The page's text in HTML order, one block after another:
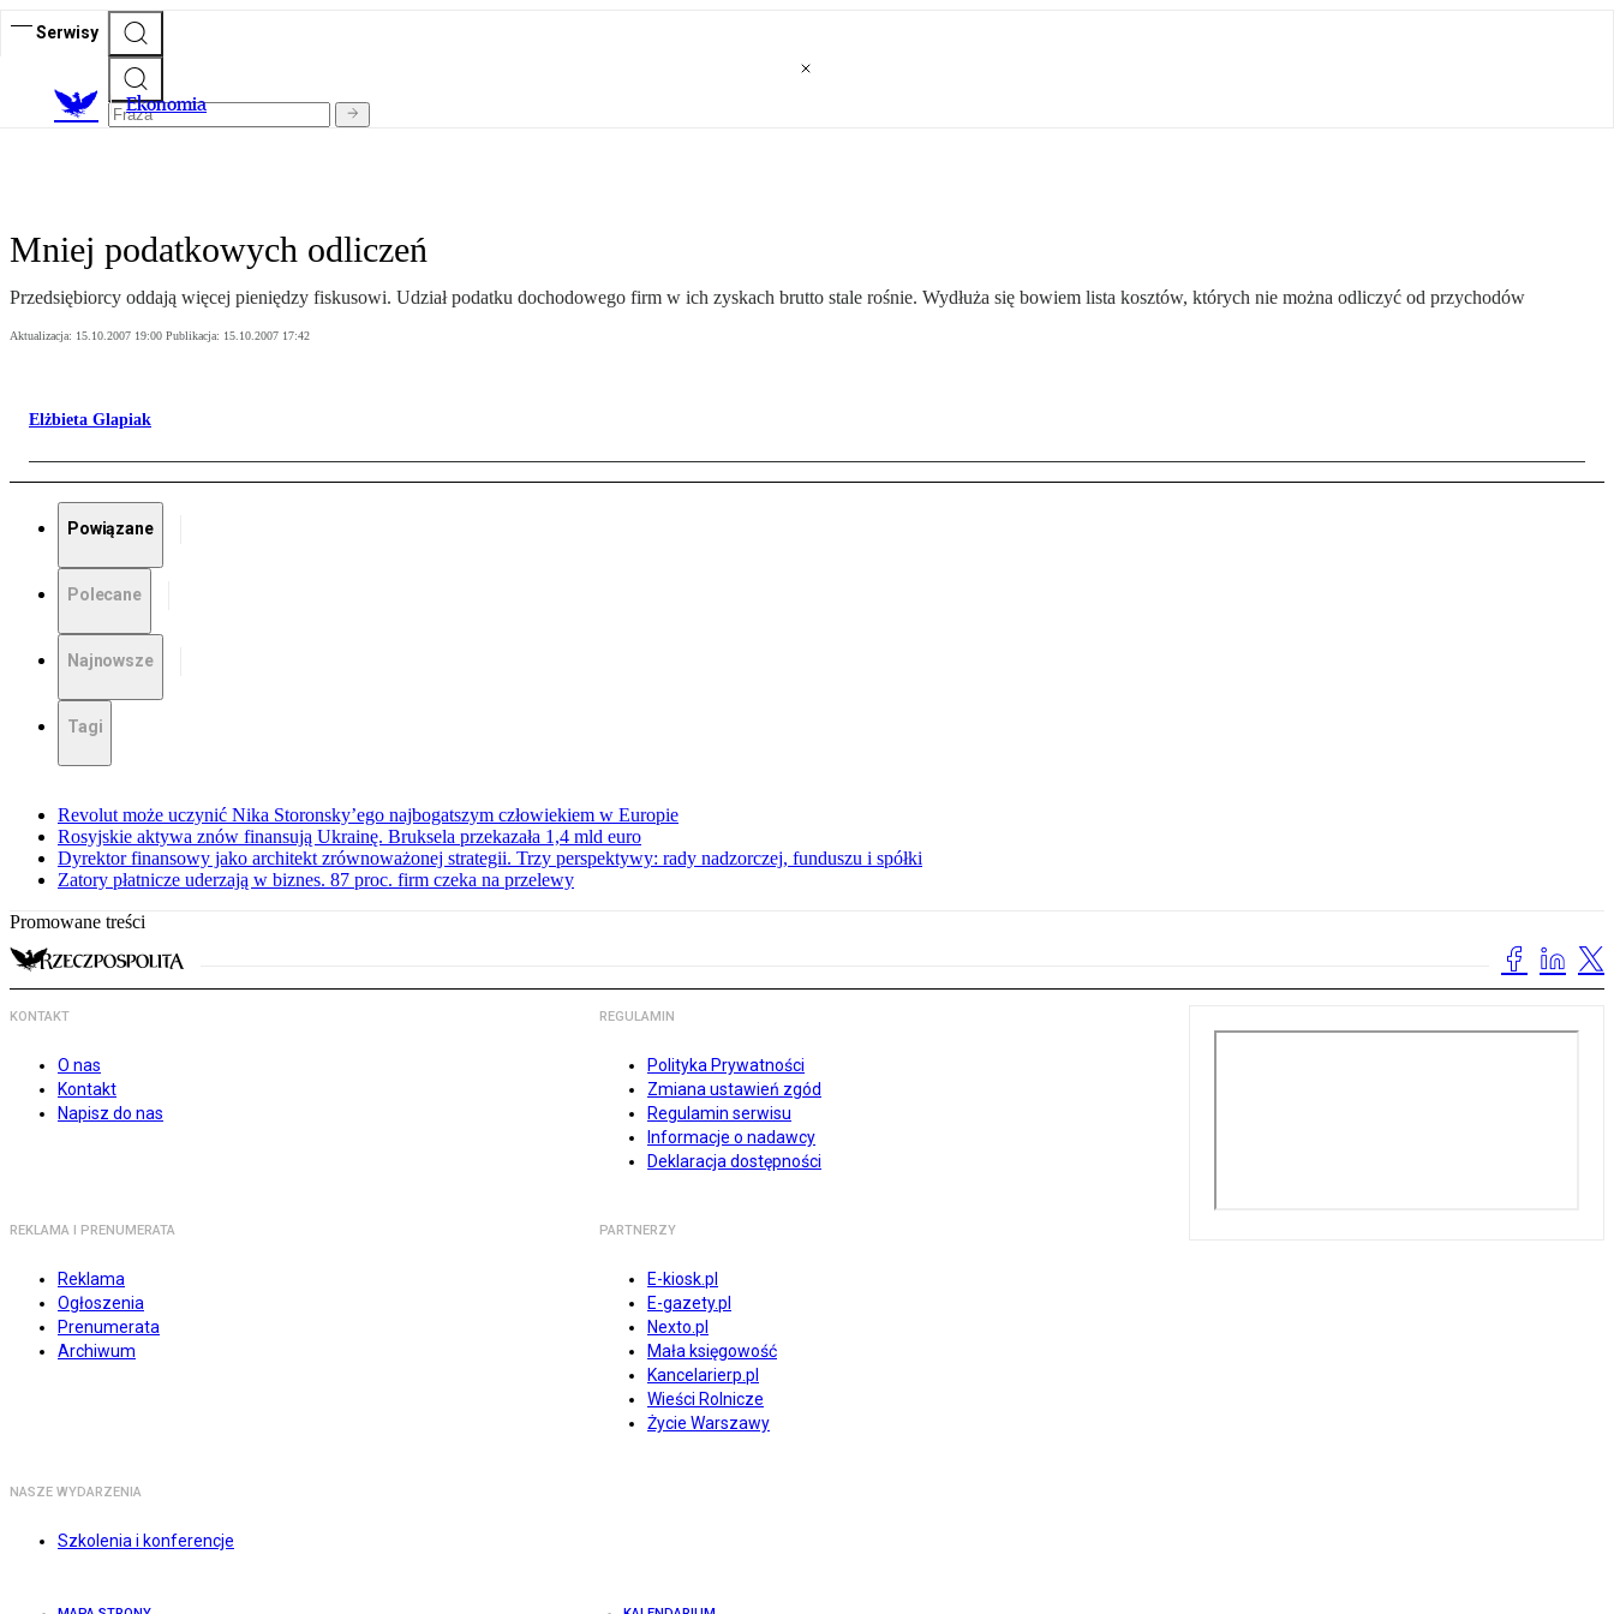
Serwisy
Ekonomia
Mniej podatkowych odliczeń
Przedsiębiorcy oddają więcej pieniędzy fiskusowi. Udział podatku dochodowego firm w ich zyskach brutto stale rośnie. Wydłuża się bowiem lista kosztów, których nie można odliczyć od przychodów
Aktualizacja: 15.10.2007 19:00 Publikacja: 15.10.2007 17:42
Elżbieta Glapiak
Powiązane
Polecane
Najnowsze
Tagi
Revolut może uczynić Nika Storonsky’ego najbogatszym człowiekiem w Europie
Rosyjskie aktywa znów finansują Ukrainę. Bruksela przekazała 1,4 mld euro
Dyrektor finansowy jako architekt zrównoważonej strategii. Trzy perspektywy: rady nadzorczej, funduszu i spółki
Zatory płatnicze uderzają w biznes. 87 proc. firm czeka na przelewy
Promowane treści
KONTAKT
O nas
Kontakt
Napisz do nas
REGULAMIN
Polityka Prywatności
Zmiana ustawień zgód
Regulamin serwisu
Informacje o nadawcy
Deklaracja dostępności
REKLAMA I PRENUMERATA
Reklama
Ogłoszenia
Prenumerata
Archiwum
PARTNERZY
E-kiosk.pl
E-gazety.pl
Nexto.pl
Mała księgowość
Kancelarierp.pl
Wieści Rolnicze
Życie Warszawy
NASZE WYDARZENIA
Szkolenia i konferencje